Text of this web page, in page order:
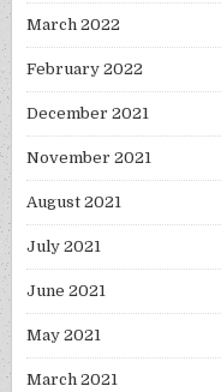
March 2022
February 2022
December 2021
November 2021
August 2021
July 2021
June 2021
May 2021
March 2021